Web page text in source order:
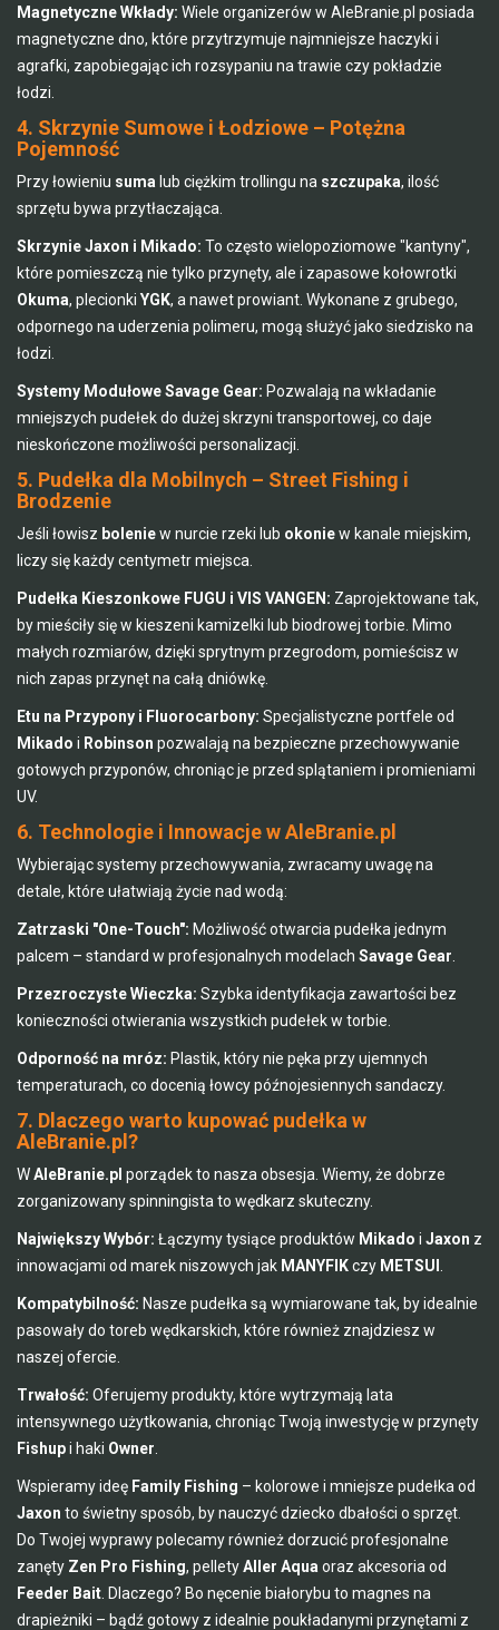
Magnetyczne Wkłady: Wiele organizerów w AleBranie.pl posiada
magnetyczne dno, które przytrzymuje najmniejsze haczyki i
agrafki, zapobiegając ich rozsypaniu na trawie czy pokładzie
łodzi.
4. Skrzynie Sumowe i Łodziowe – Potężna
Pojemność
Przy łowieniu suma lub ciężkim trollingu na szczupaka, ilość
sprzętu bywa przytłaczająca.
Skrzynie Jaxon i Mikado: To często wielopoziomowe "kantyny",
które pomieszczą nie tylko przynęty, ale i zapasowe kołowrotki
Okuma, plecionki YGK, a nawet prowiant. Wykonane z grubego,
odpornego na uderzenia polimeru, mogą służyć jako siedzisko na
łodzi.
Systemy Modułowe Savage Gear: Pozwalają na wkładanie
mniejszych pudełek do dużej skrzyni transportowej, co daje
nieskończone możliwości personalizacji.
5. Pudełka dla Mobilnych – Street Fishing i
Brodzenie
Jeśli łowisz boleniew nurcie rzeki lub okoniew kanale miejskim,
liczy się każdy centymetr miejsca.
Pudełka Kieszonkowe FUGU i VIS VANGEN: Zaprojektowane tak,
by mieściły się w kieszeni kamizelki lub biodrowej torbie. Mimo
małych rozmiarów, dzięki sprytnym przegrodom, pomieścisz w
nich zapas przynęt na całą dniówkę.
Etu na Przypony i Fluorocarbony: Specjalistyczne portfele od
Mikado i Robinson pozwalają na bezpieczne przechowywanie
gotowych przyponów, chroniąc je przed splątaniem i promieniami
UV.
6. Technologie i Innowacje w AleBranie.pl
Wybierając systemy przechowywania, zwracamy uwagę na
detale, które ułatwiają życie nad wodą:
Zatrzaski "One-Touch": Możliwość otwarcia pudełka jednym
palcem – standard w profesjonalnych modelach Savage Gear
Przezroczyste Wieczka: Szybka identyfikacja zawartości bez
konieczności otwierania wszystkich pudełek w torbie.
Odporność na mróz: Plastik, który nie pęka przy ujemnych
temperaturach, co docenią łowcy późnojesiennych sandaczy.
7. Dlaczego warto kupować pudełka w
AleBranie.pl?
WAleBranie.pl porządek to nasza obsesja. Wiemy, że dobrze
zorganizowany spinningista to wędkarz skuteczny.
Największy Wybór: Łączymy tysiące produktów Mikado i Jaxon z
innowacjami od marek niszowych jak MANYFIKczy METSUI
Kompatybilność: Nasze pudełka są wymiarowane tak, by idealnie
pasowały do toreb wędkarskich, które również znajdziesz w
naszej ofercie.
Trwałość: Oferujemy produkty, które wytrzymają lata
intensywnego użytkowania, chroniąc Twoją inwestycję w przynęty
Fishupi haki Owner
Wspieramy ideę Family Fishing – kolorowe i mniejsze pudełka od
Jaxon to świetny sposób, by nauczyć dziecko dbałości o sprzęt.
Do Twojej wyprawy polecamy również dorzucić profesjonalne
zanęty Zen Pro Fishing, pelletyAller Aqua oraz akcesoria od
Feeder Bait . Dlaczego? Bo nęcenie białorybu to magnes na
drapieżniki – bądź gotowy z idealnie poukładanymi przynętami z